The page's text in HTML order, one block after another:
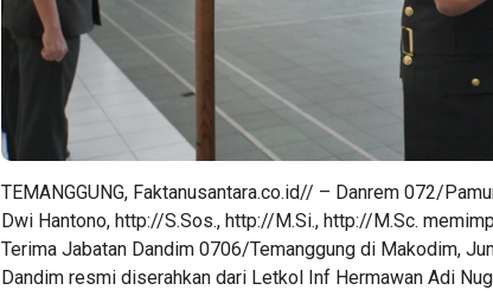
TEMANGGUNG, Faktanusantara.co.id// – Danrem 072/
Dwi Hantono, http://S.Sos., http://M.Si., http://M.Sc.
Terima Jabatan Dandim 0706/Temanggung di Makodim,
Dandim resmi diserahkan dari Letkol Inf Hermawan Adi